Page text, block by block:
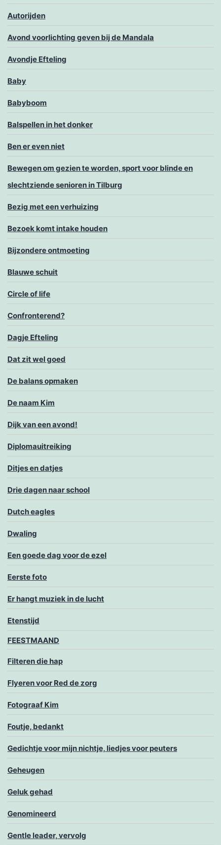
Autorijden
Avond voorlichting geven bij de Mandala
Avondje Efteling
Baby
Babyboom
Balspellen in het donker
Ben er even niet
Bewegen om gezien te worden, sport voor blinde en
slechtziende senioren in Tilburg
Bezig met een verhuizing
Bezoek komt intake houden
Bijzondere ontmoeting
Blauwe schuit
Circle of life
Confronterend?
Dagje Efteling
Dat zit wel goed
De balans opmaken
De naam Kim
Dijk van een avond!
Diplomauitreiking
Ditjes en datjes
Drie dagen naar school
Dutch eagles
Dwaling
Een goede dag voor de ezel
Eerste foto
Er hangt muziek in de lucht
Etenstijd
FEESTMAAND
Filteren die hap
Flyeren voor Red de zorg
Fotograaf Kim
Foutje, bedankt
Gedichtje voor mijn nichtje, liedjes voor peuters
Geheugen
Geluk gehad
Genomineerd
Gentle leader, vervolg